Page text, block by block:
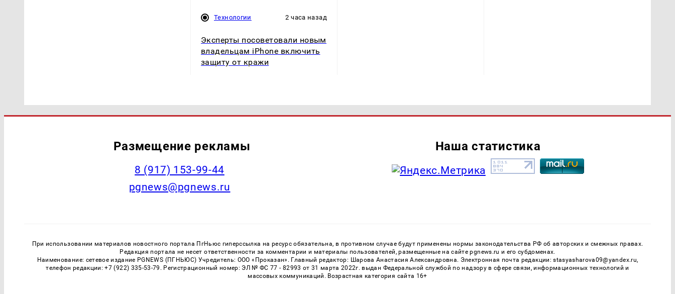
Технологии 2 часа назад
Эксперты посоветовали новым
владельцам iPhone включить
защиту от кражи
Размещение рекламы
‭8 (917) 153-99-44
pgnews@pgnews.ru
Наша статистика
При использовании материалов новостного портала ПгНьюс гиперссылка на ресурс обязательна, в противном случае будут применены нормы законодательства РФ об авторских и смежных правах.
Редакция портала не несет ответственности за комментарии и материалы пользователей, размещенные на сайте pgnews.ru и его субдоменах.
Наименование: сетевое издание PGNEWS (ПГНЬЮС) Учредитель: ООО «Проказан». Главный редактор: Шарова Анастасия Александровна. Электронная почта редакции: stasyasharova09@yandex.ru,
телефон редакции: +7 (922) 335-53-79. Регистрационный номер: ЭЛ № ФС 77 - 82993 от 31 марта 2022г. выдан Федеральной службой по надзору в сфере связи, информационных технологий и
массовых коммуникаций. Возрастная категория сайта 16+